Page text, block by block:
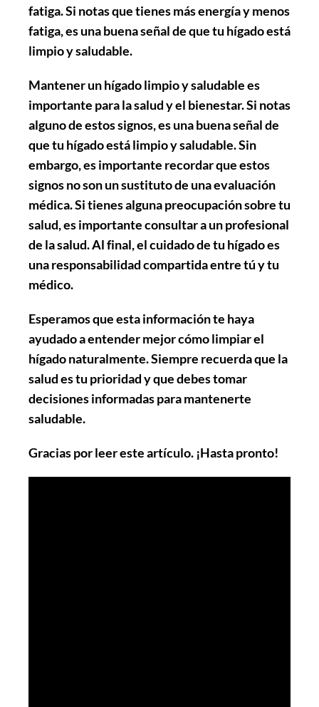
fatiga. Si notas que tienes más energía y menos
fatiga, es una buena señal de que tu hígado está
limpio y saludable.
Mantener un hígado limpio y saludable es
importante para la salud y el bienestar. Si notas
alguno de estos signos, es una buena señal de
que tu hígado está limpio y saludable. Sin
embargo, es importante recordar que estos
signos no son un sustituto de una evaluación
médica. Si tienes alguna preocupación sobre tu
salud, es importante consultar a un profesional
de la salud. Al final, el cuidado de tu hígado es
una responsabilidad compartida entre tú y tu
médico.
Esperamos que esta información te haya
ayudado a entender mejor cómo limpiar el
hígado naturalmente. Siempre recuerda que la
salud es tu prioridad y que debes tomar
decisiones informadas para mantenerte
saludable.
Gracias por leer este artículo. ¡Hasta pronto!